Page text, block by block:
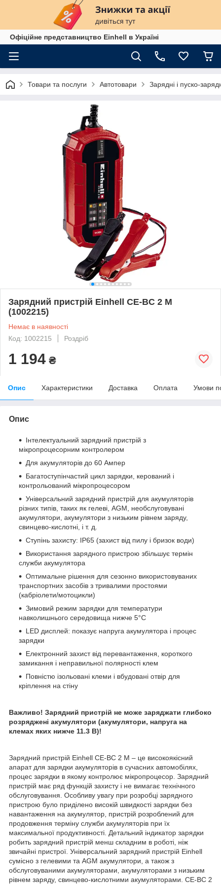
Офіційне представництво Einhell в Україні
Товари та послуги Автотовари Зарядні і пуско-
Зарядний пристрій Einhell CE-BC 2 M
(1002215)
Немає в наявності
Код: 1002215
Роздріб
1 194 ₴
Опис Характеристики Доставка Оплата Умови
Опис
Інтелектуальний зарядний пристрій з
мікропроцесорним контролером
Для акумуляторів до 60 Ампер
Багатоступінчастий цикл зарядки, керований і
контрольований мікропроцесором
Універсальний зарядний пристрій для акумуляторів
різних типів, таких як гелеві, AGM, необслуговувані
акумулятори, акумулятори з низьким рівнем заряду,
свинцево-кислотні, і т. д.
Ступінь захисту: IP65 (захист від пилу і бризок води)
Використання зарядного пристрою збільшує термін
служби акумулятора
Оптимальне рішення для сезонно використовуваних
транспортних засобів з тривалими простоями
(кабріолети/мотоцикли)
Зимовий режим зарядки для температури
навколишнього середовища нижче 5°C
LED дисплей: показує напруга акумулятора і процес
зарядки
Електронний захист від перевантаження, короткого
замикання і неправильної полярності клем
Повністю ізольовані клеми і вбудовані отвір для
кріплення на стіну
Важливо! Зарядний пристрій не може заряджати глибоко
розряджені акумулятори (акумулятори, напруга на
клемах яких нижче 11.3 В)!
Зарядний пристрій Einhell CE-BC 2 M – це високоякісний
апарат для зарядки акумуляторів в сучасних автомобілях,
процес зарядки в якому контролює мікропроцесор. Зарядний
пристрій має ряд функцій захисту і не вимагає технічного
обслуговування. Особливу увагу при розробці зарядного
пристрою було приділено високій швидкості зарядки без
навантаження на акумулятор, пристрій розроблений для
продовження терміну служби акумуляторів при їх
максимальної продуктивності. Детальний індикатор зарядки
робить зарядний пристрій менш складним в роботі, ніж
звичайні пристрої. Універсальний зарядний пристрій Einhell
сумісно з гелевими та AGM акумулятори, а також з
обслуговуваними акумуляторами, акумуляторами з низьким
рівнем заряду, свинцево-кислотними акумуляторами. CE-BC 2